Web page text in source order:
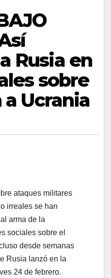
Rusia en
sobre
Ucrania
ataques militares
irreales se han
arma de la
sociales sobre el
desde semanas
Rusia lanzó en la
24 de febrero.